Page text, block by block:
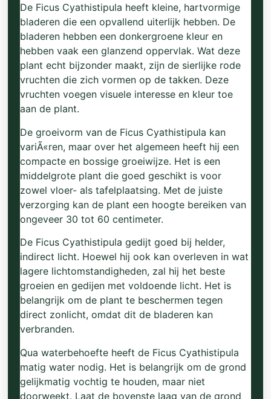
De Ficus Cyathistipula heeft kleine, hartvormige
bladeren die een opvallend uiterlijk hebben. De
bladeren hebben een donkergroene kleur en
hebben vaak een glanzend oppervlak. Wat deze
plant echt bijzonder maakt, zijn de sierlijke rode
vruchten die zich vormen op de takken. Deze
vruchten voegen visuele interesse en kleur toe
aan de plant.
De groeivorm van de Ficus Cyathistipula kan
variÃ«ren, maar over het algemeen heeft hij een
compacte en bossige groeiwijze. Het is een
middelgrote plant die goed geschikt is voor
zowel vloer- als tafelplaatsing. Met de juiste
verzorging kan de plant een hoogte bereiken van
ongeveer 30 tot 60 centimeter.
De Ficus Cyathistipula gedijt goed bij helder,
indirect licht. Hoewel hij ook kan overleven in wat
lagere lichtomstandigheden, zal hij het beste
groeien en gedijen met voldoende licht. Het is
belangrijk om de plant te beschermen tegen
direct zonlicht, omdat dit de bladeren kan
verbranden.
Qua waterbehoefte heeft de Ficus Cyathistipula
matig water nodig. Het is belangrijk om de grond
gelijkmatig vochtig te houden, maar niet
doorweekt. Laat de bovenste laag van de grond